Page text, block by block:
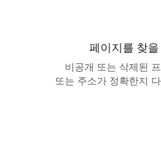
페이지를 찾
비공개 또는 삭제된
또는 주소가 정확한지